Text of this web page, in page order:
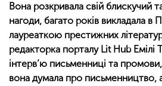
Вона розкривала свій блискучий
нагоди, багато років викладала в
лауреаткою престижних
редакторка порталу Lit Hub Емілі
інтерв’ю письменниці та
вона думала про письменництво,